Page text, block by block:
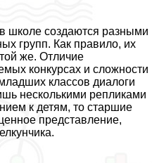
школе создаются разными
групп. Как правило, их
же. Отличие
конкурсах и сложности
классов диалоги
несколькими репликами
к детям, то старшие
представление,